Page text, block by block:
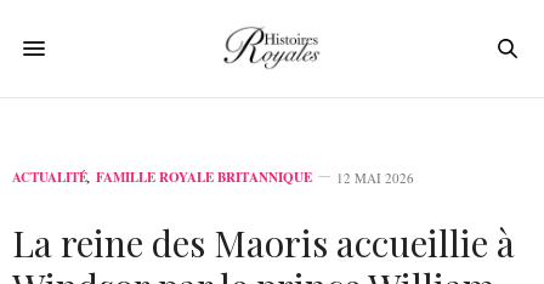
ACTUALITÉ, FAMILLE ROYALE BRITANNIQUE 12 MAI 2026
La reine des Maoris accueillie à